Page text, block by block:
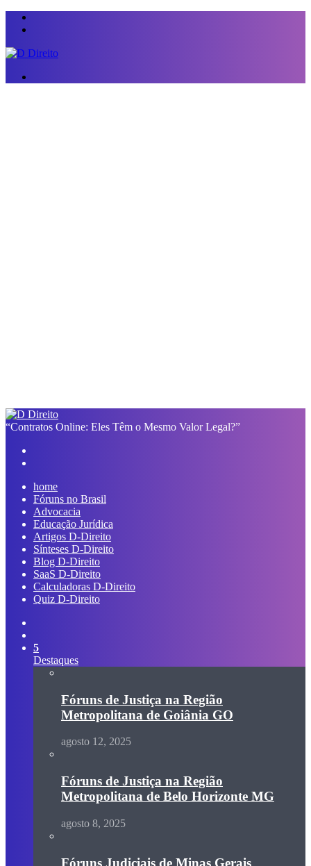
“Contratos Online: Eles Têm o Mesmo Valor Legal?”
home
Fóruns no Brasil
Advocacia
Educação Jurídica
Artigos D-Direito
Sínteses D-Direito
Blog D-Direito
SaaS D-Direito
Calculadoras D-Direito
Quiz D-Direito
por
5
Destaques
Fóruns de Justiça na Região
Metropolitana de Goiânia GO
agosto 12, 2025
Fóruns de Justiça na Região
Metropolitana de Belo Horizonte MG
agosto 8, 2025
Fóruns Judiciais de Minas Gerais